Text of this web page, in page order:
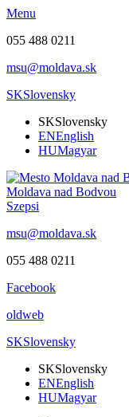
Menu
055 488 0211
msu@moldava.sk
SKSlovensky
SKSlovensky
ENEnglish
HUMagyar
Moldava nad Bodvou
Szepsi
msu@moldava.sk
055 488 0211
Facebook
oldweb
SKSlovensky
SKSlovensky
ENEnglish
HUMagyar